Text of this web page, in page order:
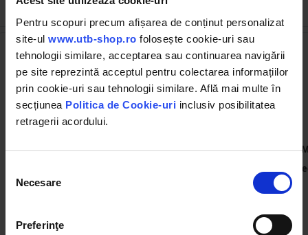
Pentru scopuri precum afișarea de conținut personalizat
site-ul www.utb-shop.ro folosește cookie-uri sau
tehnologii similare, acceptarea sau continuarea navigării
pe site reprezintă acceptul pentru colectarea informațiilor
prin cookie-uri sau tehnologii similare. Află mai multe în
secțiunea Politica de Cookie-uri inclusiv posibilitatea
retragerii acordului.
consimțământului
Necesare
Preferinţe
Cumpărate frecvent împreună
Ax intermediar priza
126.69 RON
Ax intermediar priza U-650